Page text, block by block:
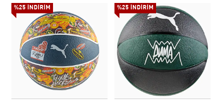
%25 İNDİRİM %25 İNDİRİM